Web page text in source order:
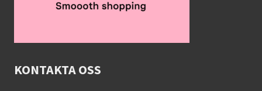
KONTAKTA OSS